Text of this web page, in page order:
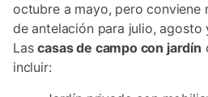
octubre a mayo, pero conviene
de antelación para julio, agosto
Lascasas de campo con jardín
incluir: